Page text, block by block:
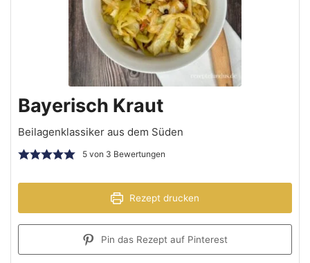
Bayerisch Kraut
Beilagenklassiker aus dem Süden
5von 3 Bewertungen
Rezept drucken
Pin das Rezept auf Pinterest